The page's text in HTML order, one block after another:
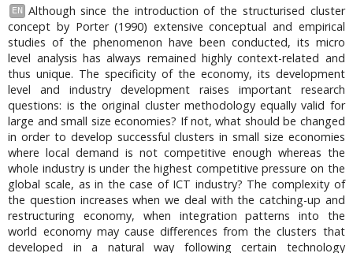
EN
Although since the introduction of the structurised cluster
concept by Porter (1990) extensive conceptual and empirical
studies of the phenomenon have been conducted, its micro
level analysis has always remained highly context-related and
thus unique. The specificity of the economy, its development
level and industry development raises important research
questions: is the original cluster methodology equally valid for
large and small size economies? If not, what should be changed
in order to develop successful clusters in small size economies
where local demand is not competitive enough whereas the
whole industry is under the highest competitive pressure on the
global scale, as in the case of ICT industry? The complexity of
the question increases when we deal with the catching-up and
restructuring economy, when integration patterns into the
world economy may cause differences from the clusters that
developed in a natural way following certain technology